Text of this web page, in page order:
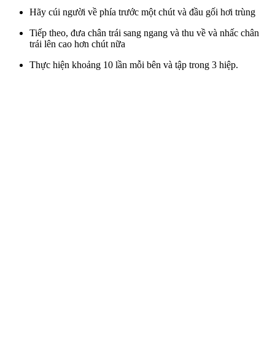
Hãy cúi người về phía trước một chút và đầu gối hơi trùng
Tiếp theo, đưa chân trái sang ngang và thu về và nhấc chân
trái lên cao hơn chút nữa
Thực hiện khoảng 10 lần mỗi bên và tập trong 3 hiệp.